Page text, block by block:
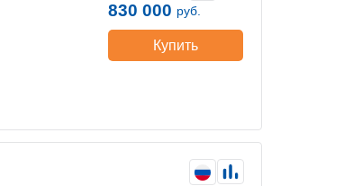
830 000 руб.
Купить